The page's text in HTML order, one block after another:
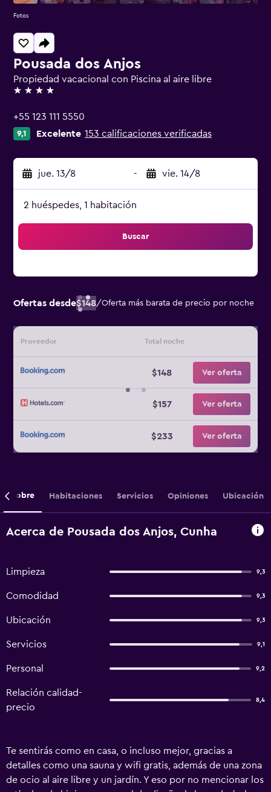
Pousada dos Anjos
Propiedad vacacional con Piscina al aire libre
4 estrellas
+55 123 111 5550
9,1 Excelente 153 calificaciones verificadas
jue. 13/8 - vie. 14/8
2 huéspedes, 1 habitación
Buscar
Ofertas desde$148/Oferta más barata de precio por noche
Proveedor Total noche
$148 Ver oferta
$157 Ver oferta
$233 Ver oferta
Fotos
Sobre Habitaciones Servicios Opiniones Ubicación
Acerca de Pousada dos Anjos, Cunha
Limpieza 9,3
Comodidad 9,3
Ubicación 9,3
Servicios 9,1
Personal 9,2
Relación calidad-
precio
8,4
Te sentirás como en casa, o incluso mejor, gracias a
detalles como una sauna y wifi gratis, además de una zona
de ocio al aire libre y un jardín. Y eso por no mencionar los